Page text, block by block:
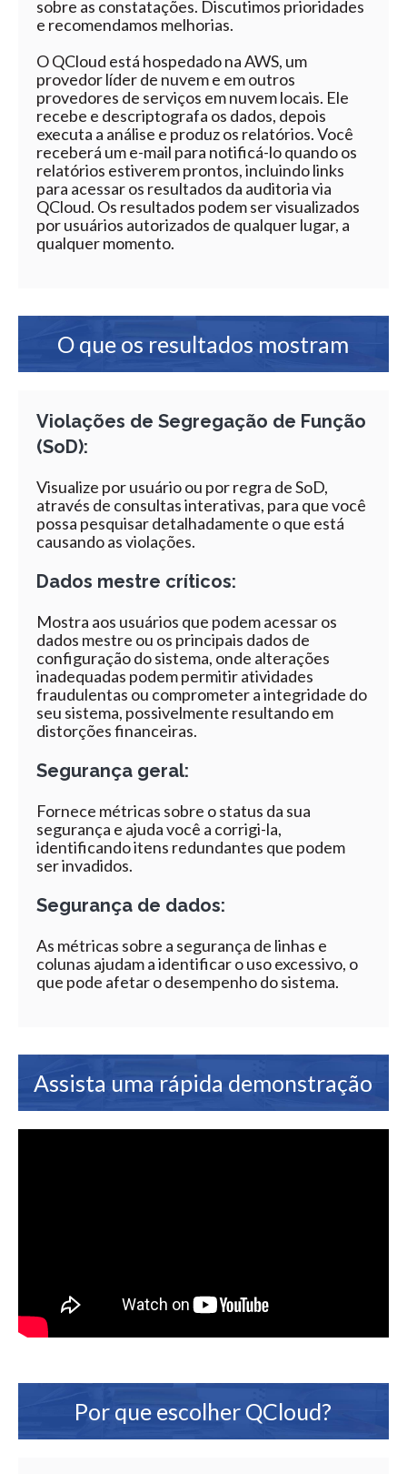
sobre as constatações. Discutimos prioridades
e recomendamos melhorias.
O QCloud está hospedado na AWS, um
provedor líder de nuvem e em outros
provedores de serviços em nuvem locais. Ele
recebe e descriptografa os dados, depois
executa a análise e produz os relatórios. Você
receberá um e-mail para notificá-lo quando os
relatórios estiverem prontos, incluindo links
para acessar os resultados da auditoria via
QCloud. Os resultados podem ser visualizados
por usuários autorizados de qualquer lugar, a
qualquer momento.
O que os resultados mostram
Violações de Segregação de Função
(SoD):
Visualize por usuário ou por regra de SoD,
através de consultas interativas, para que você
possa pesquisar detalhadamente o que está
causando as violações.
Dados mestre críticos:
Mostra aos usuários que podem acessar os
dados mestre ou os principais dados de
configuração do sistema, onde alterações
inadequadas podem permitir atividades
fraudulentas ou comprometer a integridade do
seu sistema, possivelmente resultando em
distorções financeiras.
Segurança geral:
Fornece métricas sobre o status da sua
segurança e ajuda você a corrigi-la,
identificando itens redundantes que podem
ser invadidos.
Segurança de dados:
As métricas sobre a segurança de linhas e
colunas ajudam a identificar o uso excessivo, o
que pode afetar o desempenho do sistema.
Assista uma rápida demonstração
Por que escolher QCloud?